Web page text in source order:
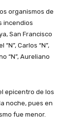
organismos de
incendios
San Francisco
Carlos “N”,
“N”, Aureliano
epicentro de los
noche, pues en
fue menor.